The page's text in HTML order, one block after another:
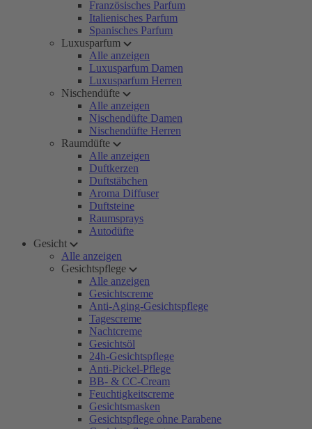
Französisches Parfum
Italienisches Parfum
Spanisches Parfum
Luxusparfum
Alle anzeigen
Luxusparfum Damen
Luxusparfum Herren
Nischendüfte
Alle anzeigen
Nischendüfte Damen
Nischendüfte Herren
Raumdüfte
Alle anzeigen
Duftkerzen
Duftstäbchen
Aroma Diffuser
Duftsteine
Raumsprays
Autodüfte
Gesicht
Alle anzeigen
Gesichtspflege
Alle anzeigen
Gesichtscreme
Anti-Aging-Gesichtspflege
Tagescreme
Nachtcreme
Gesichtsöl
24h-Gesichtspflege
Anti-Pickel-Pflege
BB- & CC-Cream
Feuchtigkeitscreme
Gesichtsmasken
Gesichtspflege ohne Parabene